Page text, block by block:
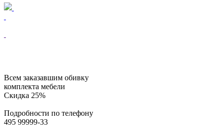
Всем заказавшим обивку
комплекта мебели
Скидка 25%
Подробности по телефону
495 99999-33